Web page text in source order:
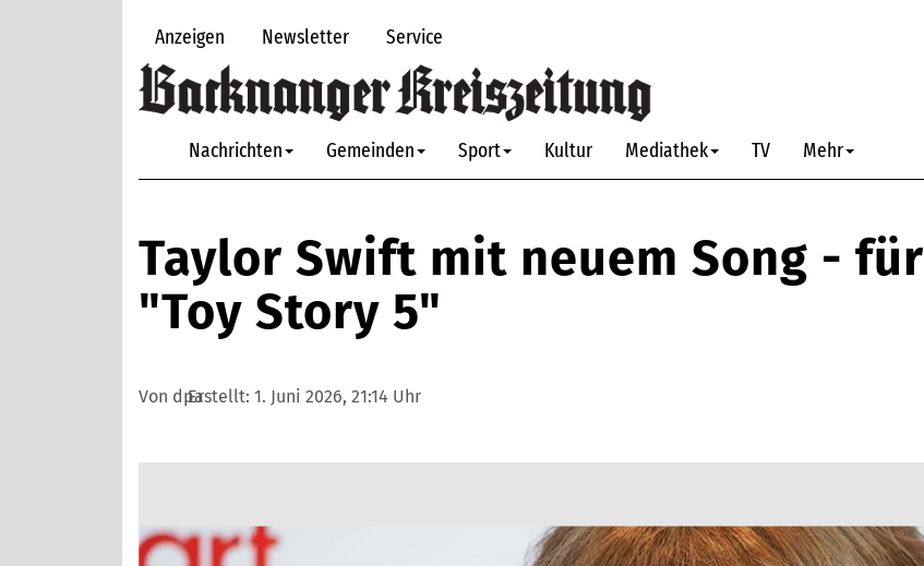
Anzeigen Newsletter Service
Nachrichten Gemeinden Sport Kultur Mediathek TV Mehr
Taylor Swift mit neuem Song - für
"Toy Story 5"
Von dpaErstellt: 1. Juni 2026, 21:14 Uhr